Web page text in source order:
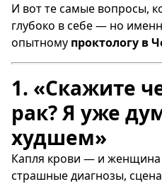
И вот те самые вопросы,
глубоко в себе — но
опытному проктологу в
1. «Скажите
рак? Я уже
худшем»
Капля крови — и женщина
страшные диагнозы,